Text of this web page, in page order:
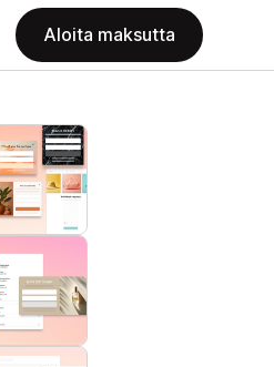
Aloita maksutta